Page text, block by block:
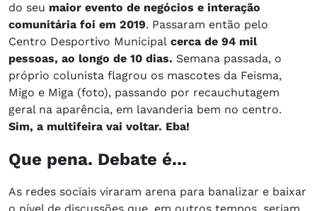
do seu maior evento de negócios e interação
comunitária foi em 2019. Passaram então pelo
Centro Desportivo Municipal cerca de 94 mil
pessoas, ao longo de 10 dias. Semana passada, o
próprio colunista flagrou os mascotes da Feisma,
Migo e Miga (foto), passando por recauchutagem
geral na aparência, em lavanderia bem no centro.
Sim, a multifeira vai voltar. Eba!
Que pena. Debate é...
As redes sociais viraram arena para banalizar e baixar